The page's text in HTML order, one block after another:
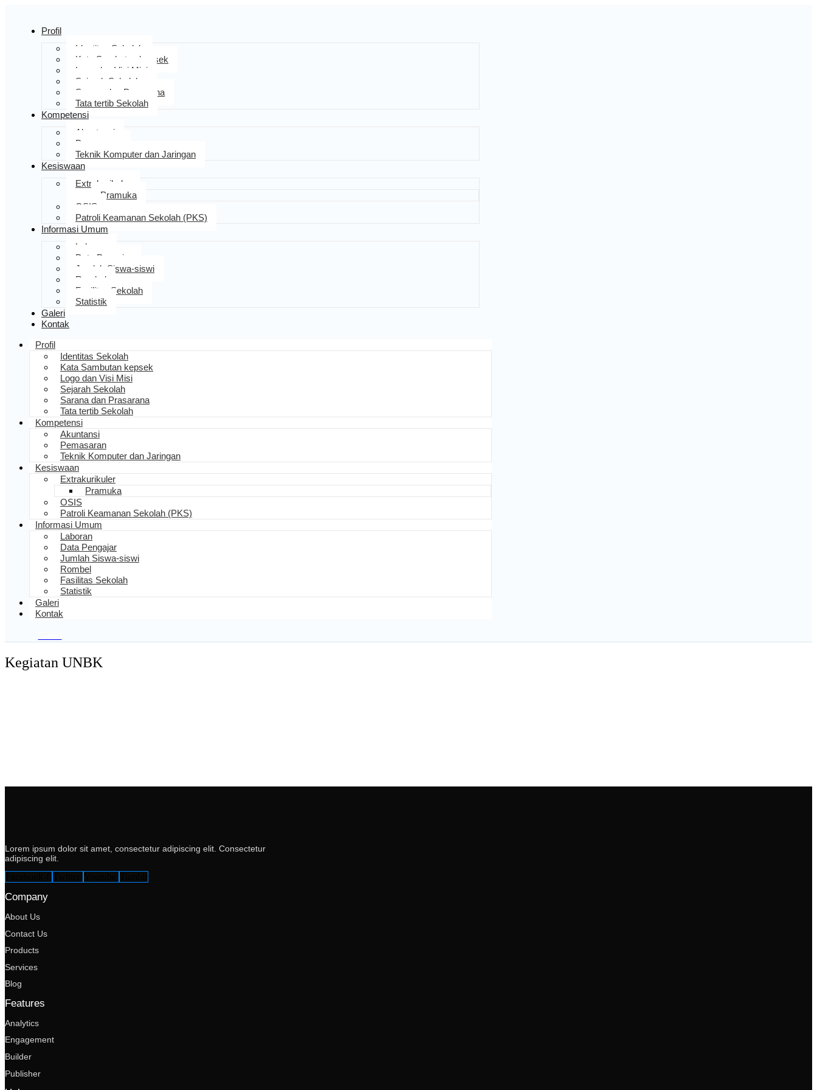
Profil
Identitas Sekolah
Kata Sambutan kepsek
Logo dan Visi Misi
Sejarah Sekolah
Sarana dan Prasarana
Tata tertib Sekolah
Kompetensi
Akuntansi
Pemasaran
Teknik Komputer dan Jaringan
Kesiswaan
Extrakurikuler
Pramuka
OSIS
Patroli Keamanan Sekolah (PKS)
Informasi Umum
Laboran
Data Pengajar
Jumlah Siswa-siswi
Rombel
Fasilitas Sekolah
Statistik
Galeri
Kontak
Profil
Identitas Sekolah
Kata Sambutan kepsek
Logo dan Visi Misi
Sejarah Sekolah
Sarana dan Prasarana
Tata tertib Sekolah
Kompetensi
Akuntansi
Pemasaran
Teknik Komputer dan Jaringan
Kesiswaan
Extrakurikuler
Pramuka
OSIS
Patroli Keamanan Sekolah (PKS)
Informasi Umum
Laboran
Data Pengajar
Jumlah Siswa-siswi
Rombel
Fasilitas Sekolah
Statistik
Galeri
Kontak
Kegiatan UNBK
Lorem ipsum dolor sit amet, consectetur adipiscing elit. Consectetur
adipiscing elit.
Company
About Us
Contact Us
Products
Services
Blog
Features
Analytics
Engagement
Builder
Publisher